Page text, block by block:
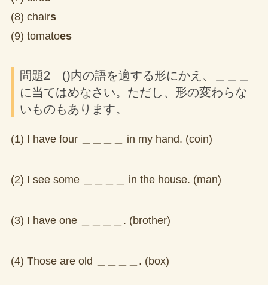
(8) chairs
(9) tomatoes
問題2 ()内の語を適する形にかえ、＿＿＿
に当てはめなさい。ただし、形の変わらな
いものもあります。
(1) I have four ＿＿＿＿ in my hand. (coin)
(2) I see some ＿＿＿＿ in the house. (man)
(3) I have one ＿＿＿＿. (brother)
(4) Those are old ＿＿＿＿. (box)